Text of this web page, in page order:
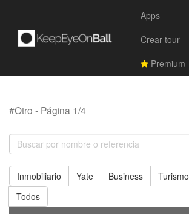
Apps
Crear tour
Premium
#Otro - Página 1/4
Inmobiliario Yate Business Turismo
Todos